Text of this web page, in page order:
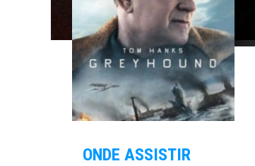
ONDE ASSISTIR